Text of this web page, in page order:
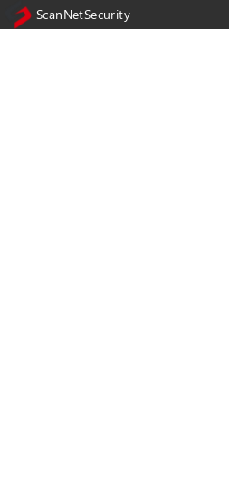
ScanNetSecurity